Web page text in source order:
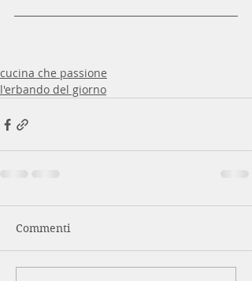
cucina che passione
l'erbando del giorno
Commenti